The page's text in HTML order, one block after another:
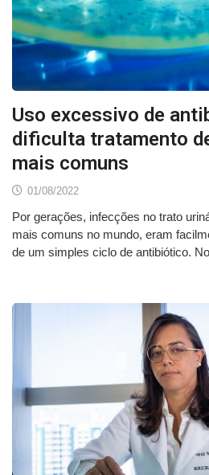
Uso excessivo de
dificulta tratamento
mais comuns
01/08/2022
Por gerações, infecções no trato
mais comuns no mundo, eram
de um simples ciclo de antibiótico.